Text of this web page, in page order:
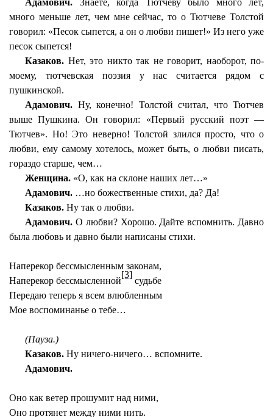
Адамович. Знаете, когда Тютчеву было много лет,
много меньше лет, чем мне сейчас, то о Тютчеве Толстой
говорил: «Песок сыпется, а он о любви пишет!» Из него уже
песок сыпется!
Казаков. Нет, это никто так не говорит, наоборот, по-
моему, тютчевская поэзия у нас считается рядом с
пушкинской.
Адамович. Ну, конечно! Толстой считал, что Тютчев
выше Пушкина. Он говорил: «Первый русский поэт —
Тютчев». Но! Это неверно! Толстой злился просто, что о
любви, ему самому хотелось, может быть, о любви писать,
гораздо старше, чем…
Женщина. «О, как на склоне наших лет…»
Адамович. …но божественные стихи, да? Да!
Казаков. Ну так о любви.
Адамович. О любви? Хорошо. Дайте вспомнить. Давно
была любовь и давно были написаны стихи.
Наперекор бессмысленным законам,
Наперекор бессмысленной
[3]
судьбе
Передаю теперь я всем влюбленным
Мое воспоминанье о тебе…
(Пауза.)
Казаков. Ну ничего-ничего… вспомните.
Адамович.
Оно как ветер прошумит над ними,
Оно протянет между ними нить.